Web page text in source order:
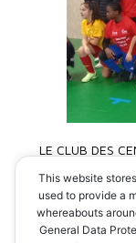
LE CLUB DES
Lire la
This website
used to provide a
whereabouts
General Data